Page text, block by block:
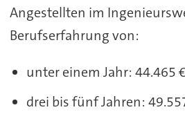
Angestellten im
Berufserfahrung von:
unter einem Jahr: 44.465 €
drei bis fünf Jahren: